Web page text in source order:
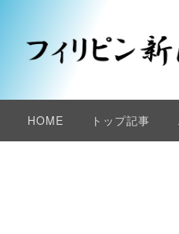
HOME トップ記事